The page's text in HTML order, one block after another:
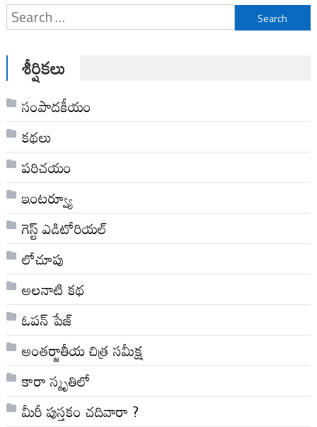
Search
for:
శీర్షికలు
సంపాదకీయం
కథలు
పరిచయం
ఇంటర్వ్యూ
గెస్ట్ ఎడిటోరియల్
లోచూపు
అల‌నాటి క‌థ‌
ఓపన్ పేజ్
అంతర్జాతీయ చిత్ర సమీక్ష
కారా స్మృతిలో
మీరీ పుస్తకం చదివారా ?